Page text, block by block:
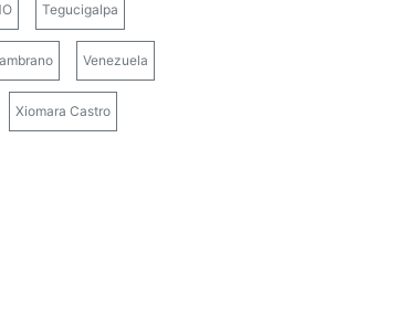
Tegucigalpa
Venezuela
Xiomara Castro